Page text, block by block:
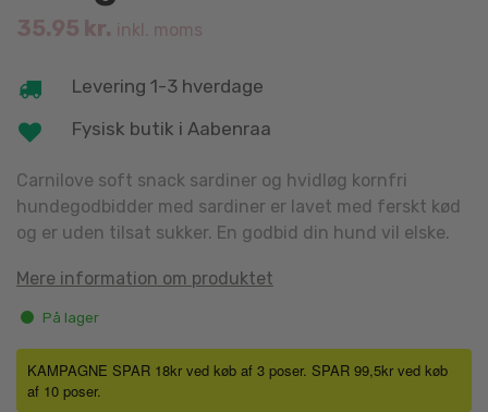
35.95 kr. inkl. moms
Levering 1-3 hverdage
Fysisk butik i Aabenraa
Carnilove soft snack sardiner og hvidløg kornfri
hundegodbidder med sardiner er lavet med ferskt kød
og er uden tilsat sukker. En godbid din hund vil elske.
Mere information om produktet
På lager
KAMPAGNE SPAR 18kr ved køb af 3 poser. SPAR 99,5kr ved køb
af 10 poser.